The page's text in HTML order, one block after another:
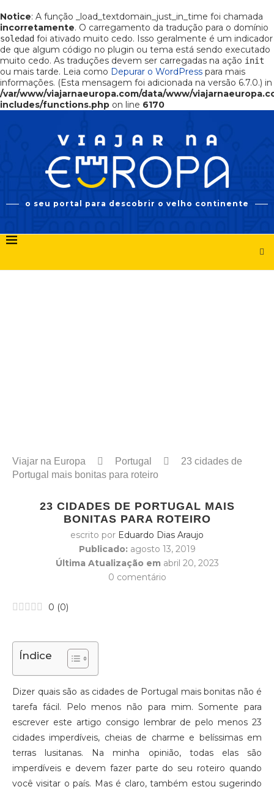
Notice: A função _load_textdomain_just_in_time foi chamada
incorretamente. O carregamento da tradução para o domínio
soledad foi ativado muito cedo. Isso geralmente é um indicador
de que algum código no plugin ou tema está sendo executado
muito cedo. As traduções devem ser carregadas na ação init
ou mais tarde. Leia como Depurar o WordPress para mais
informações. (Esta mensagem foi adicionada na versão 6.7.0.) in
/var/www/viajarnaeuropa.com/data/www/
includes/functions.php on line 6170
o seu portal para descobrir o velho continente
Viajar na Europa Portugal
23 cidades de
Portugal mais bonitas para roteiro
23 CIDADES DE PORTUGAL MAIS
BONITAS PARA ROTEIRO
escrito por Eduardo Dias Araujo
Publicado: agosto 13, 2019
Última Atualização em abril 20, 2023
0 comentário
0 (0)
Índice
Dizer quais são as cidades de Portugal mais bonitas não é
tarefa fácil. Pelo menos não para mim. Somente para
escrever este artigo consigo lembrar de pelo menos 23
cidades imperdíveis, cheias de charme e belíssimas em
terras lusitanas. Na minha opinião, todas elas são
imperdíveis e devem fazer parte do seu roteiro quando
você visitar o país. Mas é claro, também estou sugerindo